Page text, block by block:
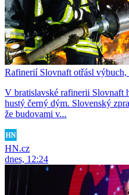
Rafinerií Slovnaft otřásl
V bratislavské rafinerii Slovnaft
hustý černý dým. Slovenský
že budovami v...
HN.cz
dnes, 12:24